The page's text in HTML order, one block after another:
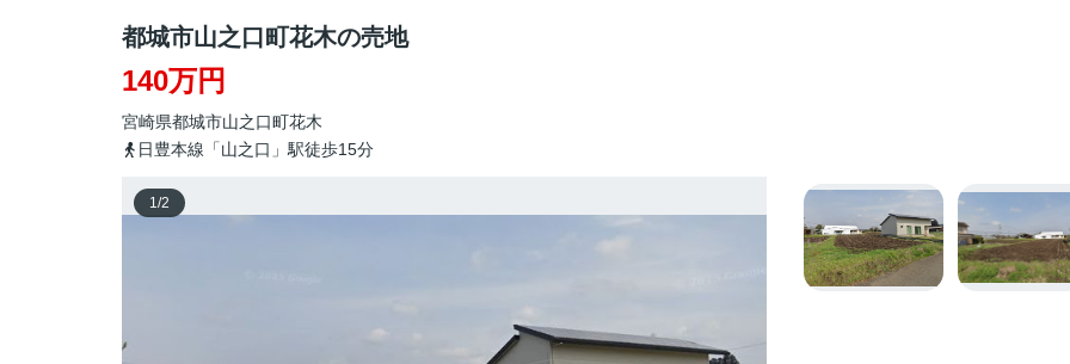
都城市山之口町花木の売地
140万円
宮崎県都城市山之口町花木
日豊本線「山之口」駅徒歩15分
1/2